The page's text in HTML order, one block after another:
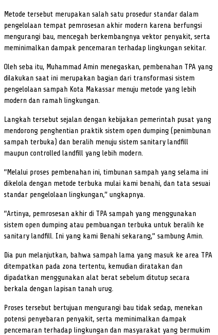
Metode tersebut merupakan salah satu prosedur standar dalam
pengelolaan tempat pemrosesan akhir modern karena berfungsi
mengurangi bau, mencegah berkembangnya vektor penyakit, serta
meminimalkan dampak pencemaran terhadap lingkungan sekitar.
Oleh seba itu, Muhammad Amin menegaskan, pembenahan TPA yang
dilakukan saat ini merupakan bagian dari transformasi sistem
pengelolaan sampah Kota Makassar menuju metode yang lebih
modern dan ramah lingkungan.
Langkah tersebut sejalan dengan kebijakan pemerintah pusat yang
mendorong penghentian praktik sistem open dumping (penimbunan
sampah terbuka) dan beralih menuju sistem sanitary landfill
maupun controlled landfill yang lebih modern.
“Melalui proses pembenahan ini, timbunan sampah yang selama ini
dikelola dengan metode terbuka mulai kami benahi, dan tata sesuai
standar pengelolaan lingkungan,” ungkapnya.
“Artinya, pemrosesan akhir di TPA sampah yang menggunakan
sistem open dumping atau pembuangan terbuka untuk beralih ke
sanitary landfill. Ini yang kami Benahi sekarang,” sambung Amin.
Dia pun melanjutkan, bahwa sampah lama yang masuk ke area TPA
ditempatkan pada zona tertentu, kemudian diratakan dan
dipadatkan menggunakan alat berat sebelum ditutup secara
berkala dengan lapisan tanah urug.
Proses tersebut bertujuan mengurangi bau tidak sedap, menekan
potensi penyebaran penyakit, serta meminimalkan dampak
pencemaran terhadap lingkungan dan masyarakat yang bermukim